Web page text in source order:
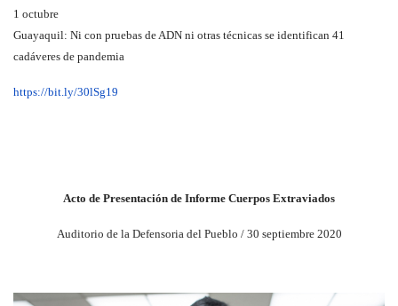
1 octubre
Guayaquil: Ni con pruebas de ADN ni otras técnicas se identifican 41
cadáveres de pandemia
https://bit.ly/30lSg19
Acto de Presentación de Informe Cuerpos Extraviados
Auditorio de la Defensoria del Pueblo / 30 septiembre 2020